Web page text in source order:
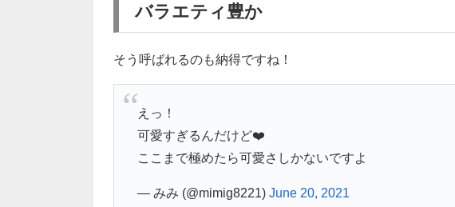
バラエティ豊か
そう呼ばれるのも納得ですね！
えっ！
可愛すぎるんだけど❤️
ここまで極めたら可愛さしかないですよ
— みみ (@mimig8221) June 20, 2021